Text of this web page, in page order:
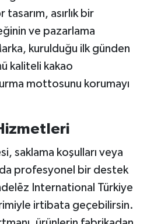
asırlık bir
ve pazarlama
kurulduğu ilk günden
kaliteli kakao
mottosunu korumayı
saklama koşulları veya
profesyonel bir destek
International Türkiye
irtibata geçebilirsin.